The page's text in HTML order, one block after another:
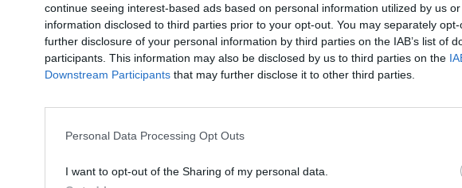
continue seeing interest-based ads based on personal information utilized by us
information disclosed to third parties prior to your opt-out. You may separately
further disclosure of your personal information by third parties on the IAB’s list of
participants. This information may also be disclosed by us to third parties on the
Downstream Participants that may further disclose it to other third parties.
Personal Data Processing Opt Outs
I want to opt-out of the Sharing of my personal data.
Γίνε ο ρεπόρτερ του CRETALIVE
ΣΤΕΊΛΕ ΤΗΝ ΕΊΔΗΣΗ